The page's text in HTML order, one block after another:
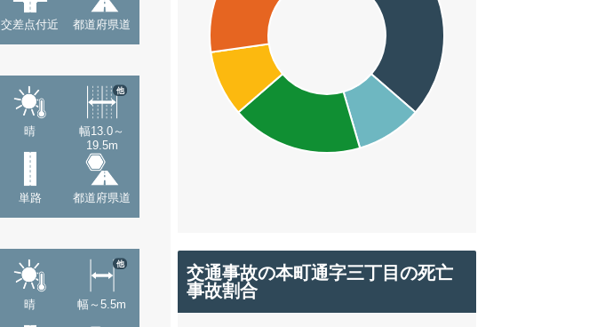
交差点付近 都道府県道
晴
幅13.0～
19.5m
他
単路 都道府県道
晴 幅～5.5m
他
交通事故の本町通字三丁目の死亡
事故割合